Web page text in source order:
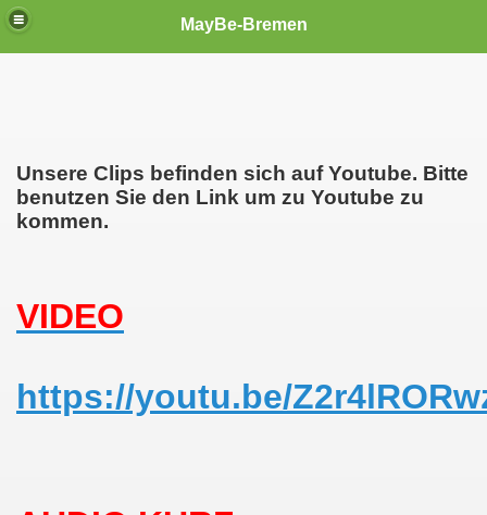
MayBe-Bremen
Unsere Clips befinden sich auf Youtube. Bitte
benutzen Sie den Link um zu Youtube zu
kommen.
VIDEO
https://youtu.be/